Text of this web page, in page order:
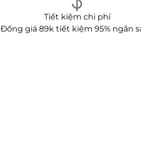
Tiết kiệm chi phí
Đồng giá 89k tiết kiệm 95% ngân